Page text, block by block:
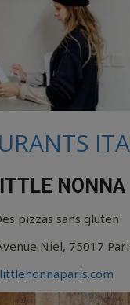
NONNA
pizzas sans gluten
Niel, 75017
littlenonnaparis.com